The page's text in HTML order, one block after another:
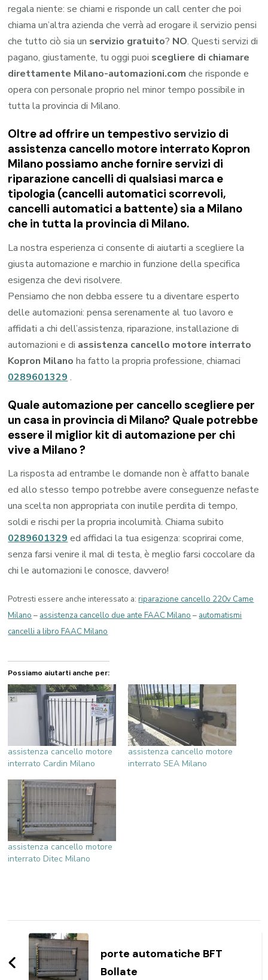
regala niente: se chiami e risponde un call center che poi
chiama un’altra azienda che verrà ad erogare il servizio pensi
che tutto ciò sia un servizio gratuito? NO. Questi servizi di
pagano, giustamente, tu oggi puoi scegliere di chiamare
direttamente Milano-automazioni.com che risponde e
opera con personale proprio nel minor tempo possibile in
tutta la provincia di Milano.
Oltre ad offrire un tempestivo servizio di
assistenza cancello motore interrato Kopron
Milano possiamo anche fornire servizi di
riparazione cancelli di qualsiasi marca e
tipologia (cancelli automatici scorrevoli,
cancelli automatici a battente) sia a Milano
che in tutta la provincia di Milano.
La nostra esperienza ci consente di aiutarti a scegliere la
giusta automazione e marchio in funzione della specifica
esigenza che devi risolvere.
Pensiamo che non debba essere tu a diventare esperto
delle automazioni: pensa serenamente al tuo lavoro e
affidati a chi dell’assistenza, riparazione, installazione di
automazioni e di assistenza cancello motore interrato
Kopron Milano ha fatto la propria professione, chiamaci
0289601329 .
Quale automazione per cancello scegliere per
un casa in provincia di Milano? Quale potrebbe
essere il miglior kit di automazione per chi
vive a Milano?
La risposta ad entrambe le domande non è affatto banale
ed allo stesso tempo potrebbe avere conseguenze nefaste
una scelta non appropriata con inutile perdita di tempo,
soldi e rischi per la propria incolumità. Chiama subito
0289601329 ed affidaci la tua esigenza: scoprirai come,
senza farsi venire il mal di testa, è meglio farsi coccolare da
chi le automazioni le conosce, davvero!
Potresti essere anche interessato a:riparazione cancello 220v Came
Milano – assistenza cancello due ante FAAC Milano – automatismi
cancelli a libro FAAC Milano
Possiamo aiutarti anche per:
assistenza cancello motore
interrato Cardin Milano
assistenza cancello motore
interrato SEA Milano
assistenza cancello motore
interrato Ditec Milano
Navigazione
articoli
porte automatiche BFT
Bollate